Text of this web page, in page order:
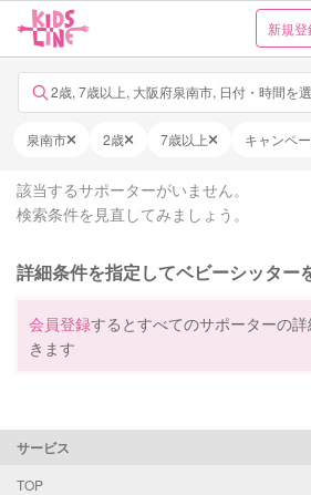
新規登
2歳, 7歳以上, 大阪府泉南市, 日付・時間を
泉南市 2歳 7歳以上 キャンペ
該当するサポーターがいません。
検索条件を見直してみましょう。
詳細条件を指定してベビーシッター
会員登録するとすべてのサポーターの
きます
サービス
TOP